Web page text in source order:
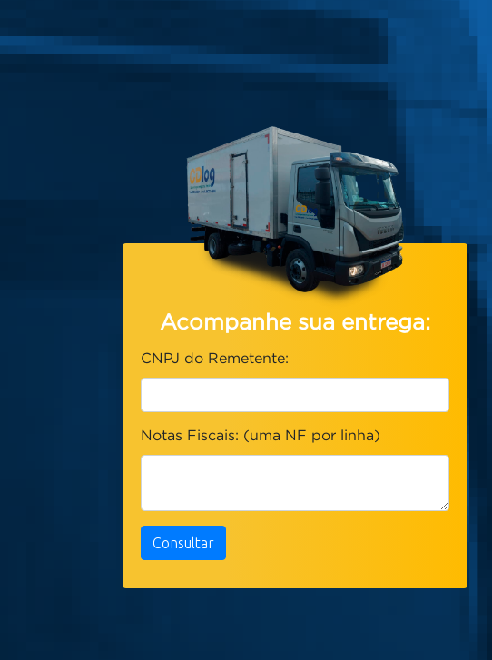
Acompanhe sua entrega:
CNPJ do Remetente:
Notas Fiscais: (uma NF por linha)
Consultar